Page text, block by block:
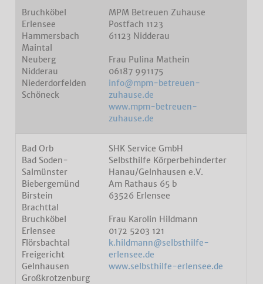
Bruchköbel
Erlensee
Hammersbach
Maintal
Neuberg
Nidderau
Niederdorfelden
Schöneck
MPM Betreuen Zuhause
Postfach 1123
61123 Nidderau
Frau Pulina Mathein
06187 991175
info@mpm-betreuen-
zuhause.de
www.mpm-betreuen-
zuhause.de
Bad Orb
Bad Soden-
Salmünster
Biebergemünd
Birstein
Brachttal
Bruchköbel
Erlensee
Flörsbachtal
Freigericht
Gelnhausen
Großkrotzenburg
SHK Service GmbH
Selbsthilfe Körperbehinderter
Hanau/Gelnhausen e.V.
Am Rathaus 65 b
63526 Erlensee
Frau Karolin Hildmann
0172 5203 121
k.hildmann@selbsthilfe-
erlensee.de
www.selbsthilfe-erlensee.de